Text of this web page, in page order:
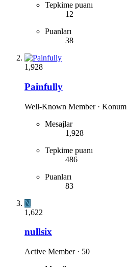
Tepkime puanı
12
Puanları
38
1,928
Painfully
Well-Known Member · Konum
Mesajlar
1,928
Tepkime puanı
486
Puanları
83
N
1,622
nullsix
Active Member · 50